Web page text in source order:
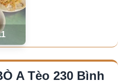
A Tèo 230 Bình